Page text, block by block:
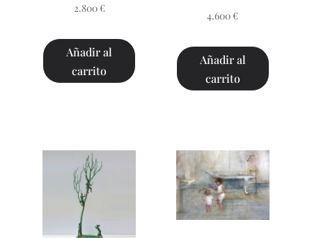
2.800 €
Añadir al
carrito
4.600 €
Añadir al
carrito